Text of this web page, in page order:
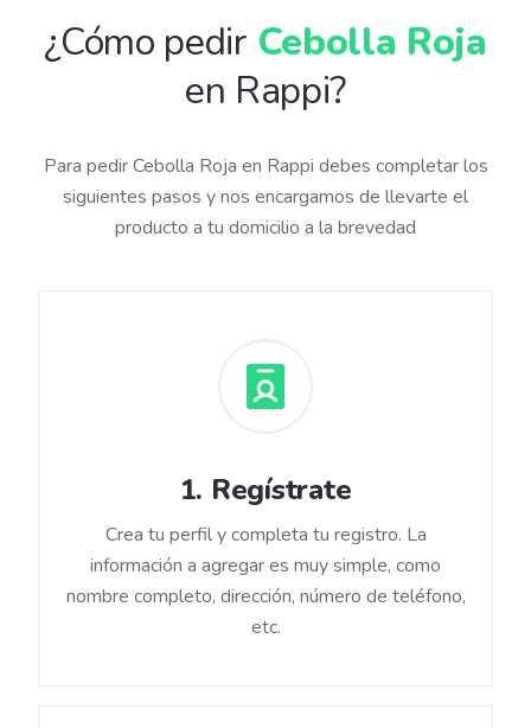
¿Cómo pedir Cebolla Roja
en Rappi?
Para pedir Cebolla Roja en Rappi debes completar los
siguientes pasos y nos encargamos de llevarte el
producto a tu domicilio a la brevedad
1. Regístrate
Crea tu perfil y completa tu registro. La
información a agregar es muy simple, como
nombre completo, dirección, número de teléfono,
etc.